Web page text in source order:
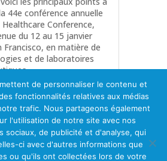
44e conférence annuelle
Healthcare Conference,
du 12 au 15 janvier
Francisco, en matière de
et de laboratoires
4 5 ... 10 20 ... »
de personnaliser le contenu et
fonctionnalités relatives aux médias
trafic. Nous partageons également
l'utilisation de notre site avec nos
sociaux, de publicité et d'analyse, qui
ci avec d'autres informations que
ou qu'ils ont collectées lors de votre